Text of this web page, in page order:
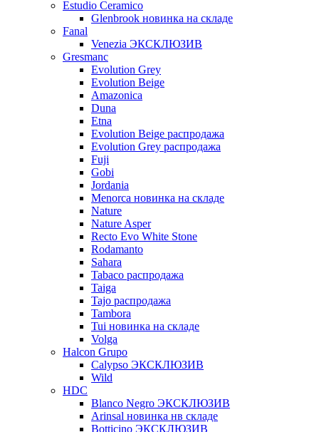
Estudio Ceramico
Glenbrook новинка на складе
Fanal
Venezia ЭКСКЛЮЗИВ
Gresmanc
Evolution Grey
Evolution Beige
Amazonica
Duna
Etna
Evolution Beige распродажа
Evolution Grey распродажа
Fuji
Gobi
Jordania
Menorca новинка на складе
Nature
Nature Asper
Recto Evo White Stone
Rodamanto
Sahara
Tabaco распродажа
Taiga
Tajo распродажа
Tambora
Tui новинка на складе
Volga
Halcon Grupo
Calypso ЭКСКЛЮЗИВ
Wild
HDC
Blanco Negro ЭКСКЛЮЗИВ
Arinsal новинка нв складе
Botticino ЭКСКЛЮЗИВ